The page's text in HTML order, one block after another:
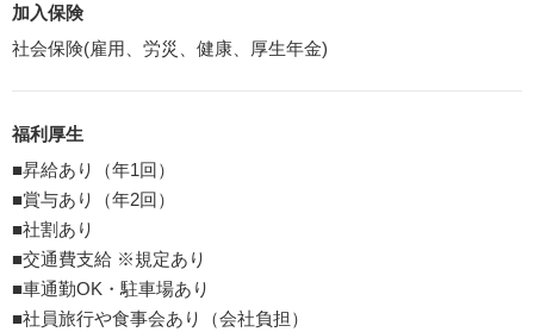
加入保険
社会保険(雇用、労災、健康、厚生年金)
福利厚生
■昇給あり（年1回）
■賞与あり（年2回）
■社割あり
■交通費支給 ※規定あり
■車通勤OK・駐車場あり
■社員旅行や食事会あり（会社負担）